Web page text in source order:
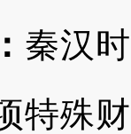
秦汉
特殊